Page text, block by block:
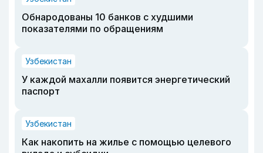
Обнародованы 10 банков с худшими
показателями по обращениям
Узбекистан
У каждой махалли появится энергетический
паспорт
Узбекистан
Как накопить на жилье с помощью целевого